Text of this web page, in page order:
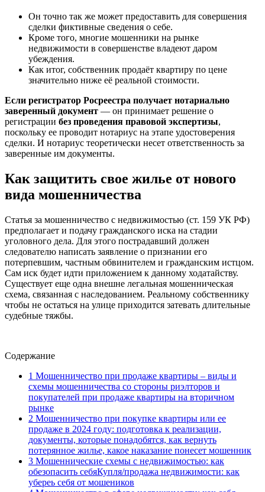
Он точно так же может предоставить для совершения
сделки фиктивные сведения о себе.
Кроме того, многие мошенники на рынке
недвижимости в совершенстве владеют даром
убеждения.
Как итог, собственник продаёт квартиру по цене
значительно ниже её реальной стоимости.
Если регистратор Росреестра получает нотариально
заверенный документ — он принимает решение о
регистрации без проведения правовой экспертизы,
поскольку ее проводит нотариус на этапе удостоверения
сделки. И нотариус теоретически несет ответственность за
заверенные им документы.
Как защитить свое жилье от нового
вида мошенничества
Статья за мошенничество с недвижимостью (ст. 159 УК РФ)
предполагает и подачу гражданского иска на стадии
уголовного дела. Для этого пострадавший должен
следователю написать заявление о признании его
потерпевшим, частным обвинителем и гражданским истцом.
Сам иск будет идти приложением к данному ходатайству.
Существует еще одна внешне легальная мошенническая
схема, связанная с наследованием. Реальному собственнику
чтобы не остаться на улице приходится затевать длительные
судебные тяжбы.
Содержание
1 Мошенничество при продаже квартиры – виды и
схемы мошенничества со стороны риэлторов и
покупателей при продаже квартиры на вторичном
рынке
2 Мошенничество при покупке квартиры или ее
продаже в 2024 году: подготовка к реализации,
документы, которые понадобятся, как вернуть
потерянное жилье, какое наказание понесет мошенник
3 Мошеннические схемы с недвижимостью: как
обезопасить себяКупля/продажа недвижимости: как
убереь себя от мошеников